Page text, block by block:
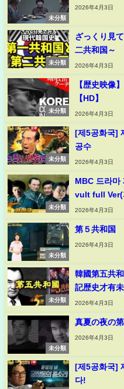
未分類
2026年4月3日
未分類
ざっくり見
二共和国～
2026年4月3日
未分類
【歴史映像
【HD】
2026年4月3日
未分類
[제5공화국]
공수
2026年4月3日
未分類
MBC 드라
vult full Ver(
2026年4月3日
未分類
第５共和国
2026年4月3日
未分類
韓國第五共
記歴史才有未
2026年4月3日
未分類
真夏の夜の
2026年4月3日
[제5공화국]
다!